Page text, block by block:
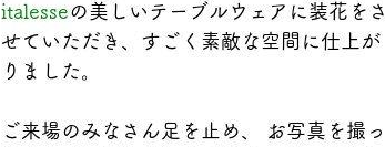
italesseの美しいテーブルウェアに装花をさ
せていただき、すごく素敵な空間に仕上が
りました。
ご来場のみなさん足を止め、 お写真を撮っ